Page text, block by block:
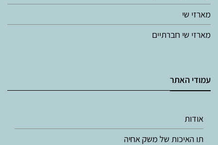
מארזי שי
מארזי שי חברתיים
עמודי האתר
אודות
תו האיכות של משק אחיה